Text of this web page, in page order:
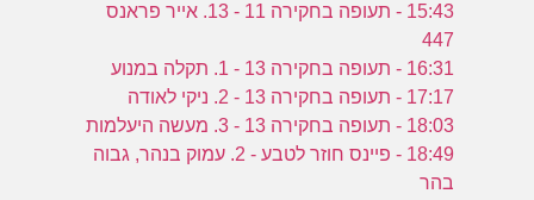
15:43 - תעופה בחקירה 11 - 13. אייר פראנס
447
16:31 - תעופה בחקירה 13 - 1. תקלה במנוע
17:17 - תעופה בחקירה 13 - 2. ניקי לאודה
18:03 - תעופה בחקירה 13 - 3. מעשה היעלמות
18:49 - פיינס חוזר לטבע - 2. עמוק בנהר, גבוה
בהר